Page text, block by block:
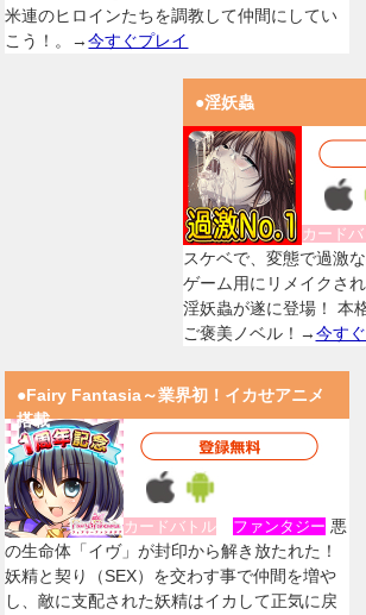
米連のヒロインたちを調教して仲間にしてい
こう！。→今すぐプレイ
●淫妖蟲
カード
スケベで、変態で過激
ゲーム用にリメイクさ
淫妖蟲が遂に登場！ 本
ご褒美ノベル！→今す
●Fairy Fantasia～業界初！イカせアニメ
搭載
カードバトル ファンタジー 悪
の生命体「イヴ」が封印から解き放たれた！
妖精と契り（SEX）を交わす事で仲間を増や
し、敵に支配された妖精はイカして正気に戻